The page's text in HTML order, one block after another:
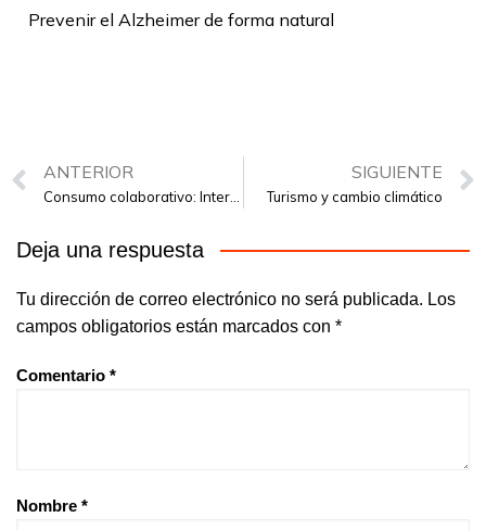
Prevenir el Alzheimer de forma natural
ANTERIOR SIGUIENTE
Turismo y cambio climático
Deja una respuesta
Tu dirección de correo electrónico no será publicada. Los
campos obligatorios están marcados con *
Comentario *
Nombre *